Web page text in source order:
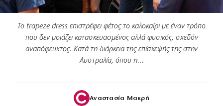
Το trapeze dress επιστρέφει φέτος το καλοκαίρι με έναν τρόπο
που δεν μοιάζει κατασκευασμένος αλλά φυσικός, σχεδόν
αναπόφευκτος. Κατά τη διάρκεια της επίσκεψής της στην
Αυστραλία, όπου η…
Αναστασία Μακρή